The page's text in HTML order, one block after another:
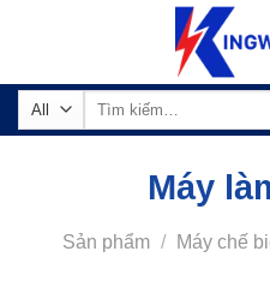
Tìm
Máy
Sản phẩm / Máy chế